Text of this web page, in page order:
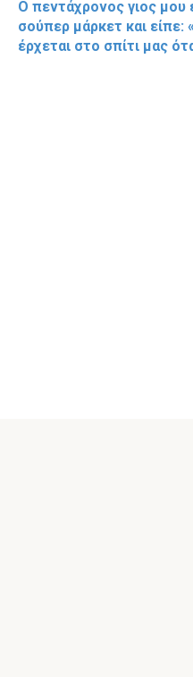
Ο πεντάχρονος γιος μου
σούπερ μάρκετ και είπε:
έρχεται στο σπίτι μας